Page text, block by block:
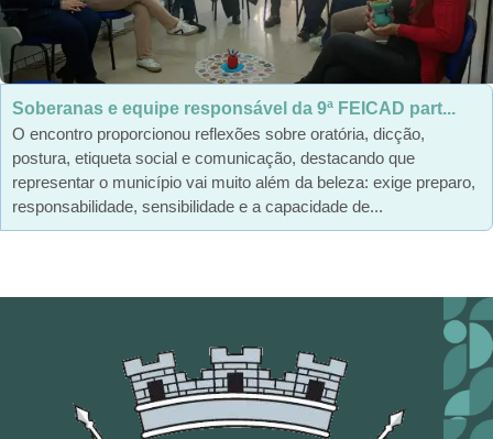
Soberanas e equipe responsável da 9ª FEICAD part...
O encontro proporcionou reflexões sobre oratória, dicção,
postura, etiqueta social e comunicação, destacando que
representar o município vai muito além da beleza: exige preparo,
responsabilidade, sensibilidade e a capacidade de...